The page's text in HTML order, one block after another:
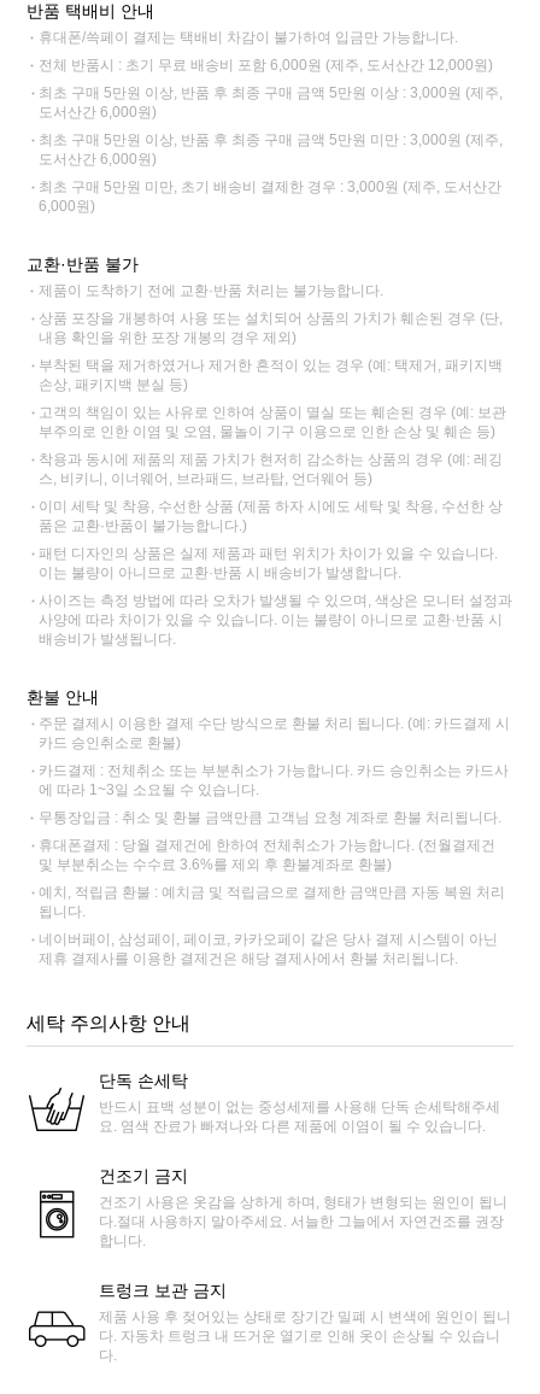
반품 택배비 안내
휴대폰/쓱페이 결제는 택배비 차감이 불가하여 입금만 가능합니다.
전체 반품시 : 초기 무료 배송비 포함 6,000원 (제주, 도서산간 12,000원)
최초 구매 5만원 이상, 반품 후 최종 구매 금액 5만원 이상 : 3,000원 (제주,
도서산간 6,000원)
최초 구매 5만원 이상, 반품 후 최종 구매 금액 5만원 미만 : 3,000원 (제주,
도서산간 6,000원)
최초 구매 5만원 미만, 초기 배송비 결제한 경우 : 3,000원 (제주, 도서산간
6,000원)
교환·반품 불가
제품이 도착하기 전에 교환·반품 처리는 불가능합니다.
상품 포장을 개봉하여 사용 또는 설치되어 상품의 가치가 훼손된 경우 (단,
내용 확인을 위한 포장 개봉의 경우 제외)
부착된 택을 제거하였거나 제거한 흔적이 있는 경우 (예: 택제거, 패키지백
손상, 패키지백 분실 등)
고객의 책임이 있는 사유로 인하여 상품이 멸실 또는 훼손된 경우 (예: 보관
부주의로 인한 이염 및 오염, 물놀이 기구 이용으로 인한 손상 및 훼손 등)
착용과 동시에 제품의 제품 가치가 현저히 감소하는 상품의 경우 (예: 레깅
스, 비키니, 이너웨어, 브라패드, 브라탑, 언더웨어 등)
이미 세탁 및 착용, 수선한 상품 (제품 하자 시에도 세탁 및 착용, 수선한 상
품은 교환·반품이 불가능합니다.)
패턴 디자인의 상품은 실제 제품과 패턴 위치가 차이가 있을 수 있습니다.
이는 불량이 아니므로 교환·반품 시 배송비가 발생합니다.
사이즈는 측정 방법에 따라 오차가 발생될 수 있으며, 색상은 모니터 설정과
사양에 따라 차이가 있을 수 있습니다. 이는 불량이 아니므로 교환·반품 시
배송비가 발생됩니다.
환불 안내
주문 결제시 이용한 결제 수단 방식으로 환불 처리 됩니다. (예: 카드결제 시
카드 승인취소로 환불)
카드결제 : 전체취소 또는 부분취소가 가능합니다. 카드 승인취소는 카드사
에 따라 1~3일 소요될 수 있습니다.
무통장입금 : 취소 및 환불 금액만큼 고객님 요청 계좌로 환불 처리됩니다.
휴대폰결제 : 당월 결제건에 한하여 전체취소가 가능합니다. (전월결제건
및 부분취소는 수수료 3.6%를 제외 후 환불계좌로 환불)
예치, 적립금 환불 : 예치금 및 적립금으로 결제한 금액만큼 자동 복원 처리
됩니다.
네이버페이, 삼성페이, 페이코, 카카오페이 같은 당사 결제 시스템이 아닌
제휴 결제사를 이용한 결제건은 해당 결제사에서 환불 처리됩니다.
세탁 주의사항 안내
단독 손세탁
반드시 표백 성분이 없는 중성세제를 사용해 단독 손세탁해주세
요. 염색 잔료가 빠져나와 다른 제품에 이염이 될 수 있습니다.
건조기 금지
건조기 사용은 옷감을 상하게 하며, 형태가 변형되는 원인이 됩니
다.절대 사용하지 말아주세요. 서늘한 그늘에서 자연건조를 권장
합니다.
트렁크 보관 금지
제품 사용 후 젖어있는 상태로 장기간 밀폐 시 변색에 원인이 됩니
다. 자동차 트렁크 내 뜨거운 열기로 인해 옷이 손상될 수 있습니
다.